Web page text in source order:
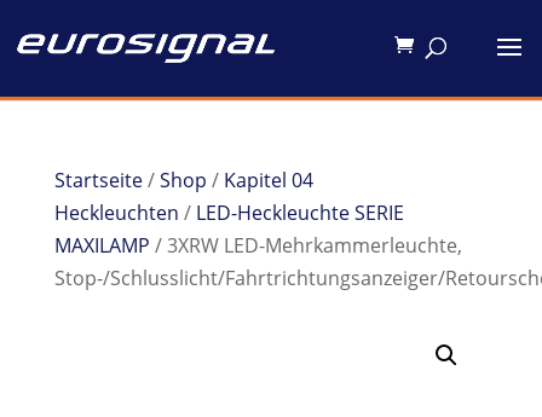
Startseite/Shop / Kapitel 04
Heckleuchten / LED-Heckleuchte SERIE
MAXILAMP / 3XRW LED-Mehrkammerleuchte,
Stop-/Schlusslicht/Fahrtrichtungsanzeiger/